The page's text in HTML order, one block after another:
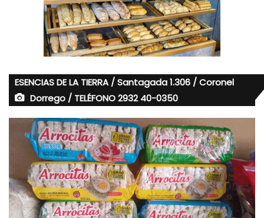
ESENCIAS DE LA TIERRA / Santagada 1.306 / Coronel
Dorrego / TELÉFONO 2932 40-0350